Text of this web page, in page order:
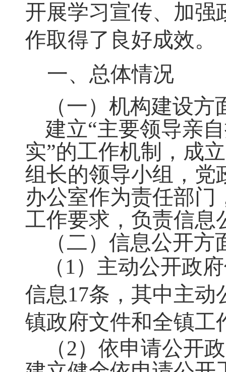
开展学习宣传、加强
作取得了良好成效。
一、总体情况
（一）机构建设方
建立“主要领导亲
实”的工作机制
， 成
组长的领导小组，党
办公室作为责任部门
工作要求 ， 负责信息
（二）信息公开方
（1）主动公开政
信息17条 ， 其中主动
镇政府文件和全镇工
（2）依申请公开